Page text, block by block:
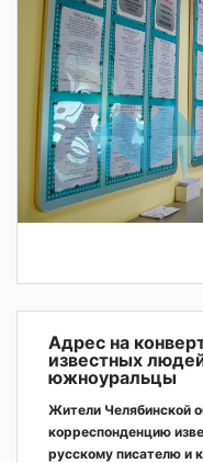
Адрес на
известных
южноуральцы
Жители Челябинской
корреспонденцию
русскому писателю и